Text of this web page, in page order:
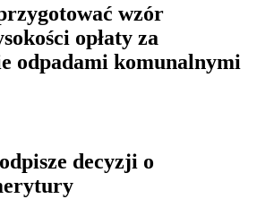
wzór
opłaty za
odpadami komunalnymi
decyzji o